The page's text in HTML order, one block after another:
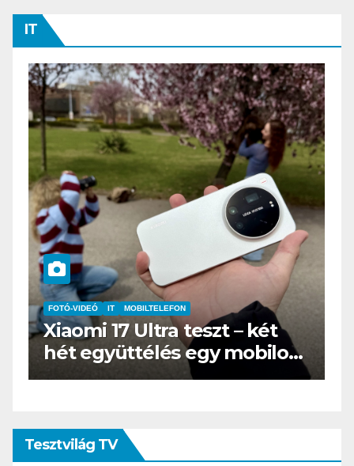
IT
IT MŰSZAKI
BOOX Go 10.3 teszt – Amikor
az e-book olvasó felnő, és
öltönyt húz
Tesztvilág TV